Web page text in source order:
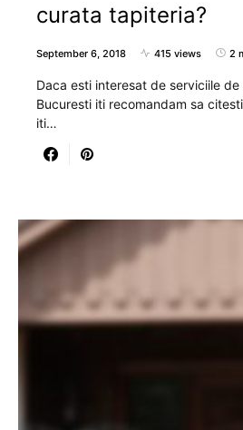
curata tapiteria?
September 6, 2018 415 views 2
Daca esti interesat de serviciile
Bucuresti iti recomandam sa
iti…